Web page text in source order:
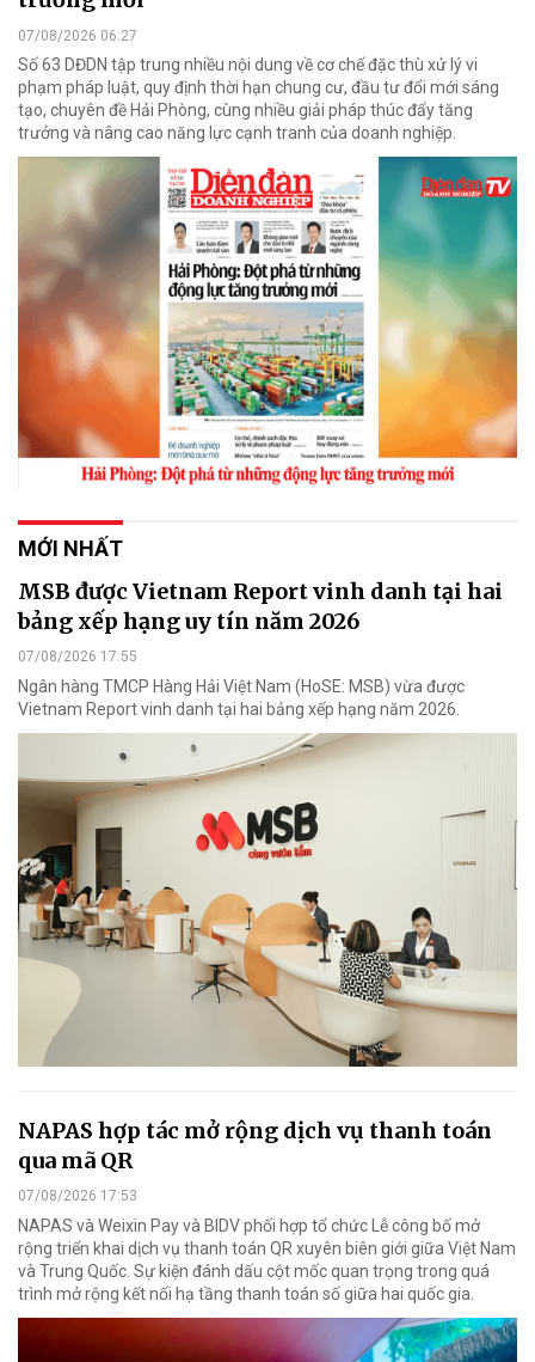
07/08/2026 06:27
Số 63 DĐDN tập trung nhiều nội dung về cơ chế đặc thù xử lý vi
phạm pháp luật, quy định thời hạn chung cư, đầu tư đổi mới sáng
tạo, chuyên đề Hải Phòng, cùng nhiều giải pháp thúc đẩy tăng
trưởng và nâng cao năng lực cạnh tranh của doanh nghiệp.
MỚI NHẤT
MSB được Vietnam Report vinh danh tại hai
bảng xếp hạng uy tín năm 2026
07/08/2026 17:55
Ngân hàng TMCP Hàng Hải Việt Nam (HoSE: MSB) vừa được
Vietnam Report vinh danh tại hai bảng xếp hạng năm 2026.
NAPAS hợp tác mở rộng dịch vụ thanh toán
qua mã QR
07/08/2026 17:53
NAPAS và Weixin Pay và BIDV phối hợp tổ chức Lễ công bố mở
rộng triển khai dịch vụ thanh toán QR xuyên biên giới giữa Việt Nam
và Trung Quốc. Sự kiện đánh dấu cột mốc quan trọng trong quá
trình mở rộng kết nối hạ tầng thanh toán số giữa hai quốc gia.